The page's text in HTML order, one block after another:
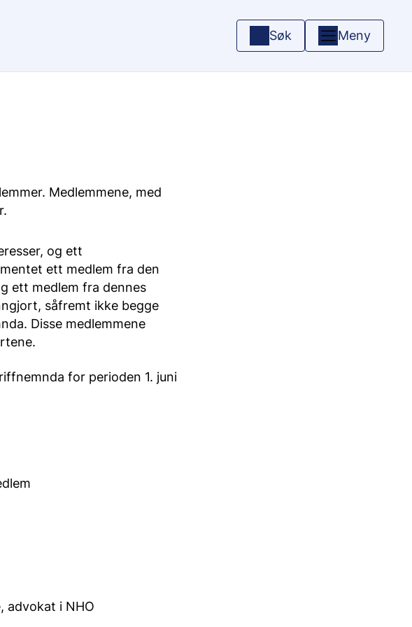
Søk Meny
Medlemmene, med
og ett
ett medlem fra den
ett medlem fra dennes
såfremt ikke begge
Disse medlemmene
for perioden 1. juni
advokat i NHO